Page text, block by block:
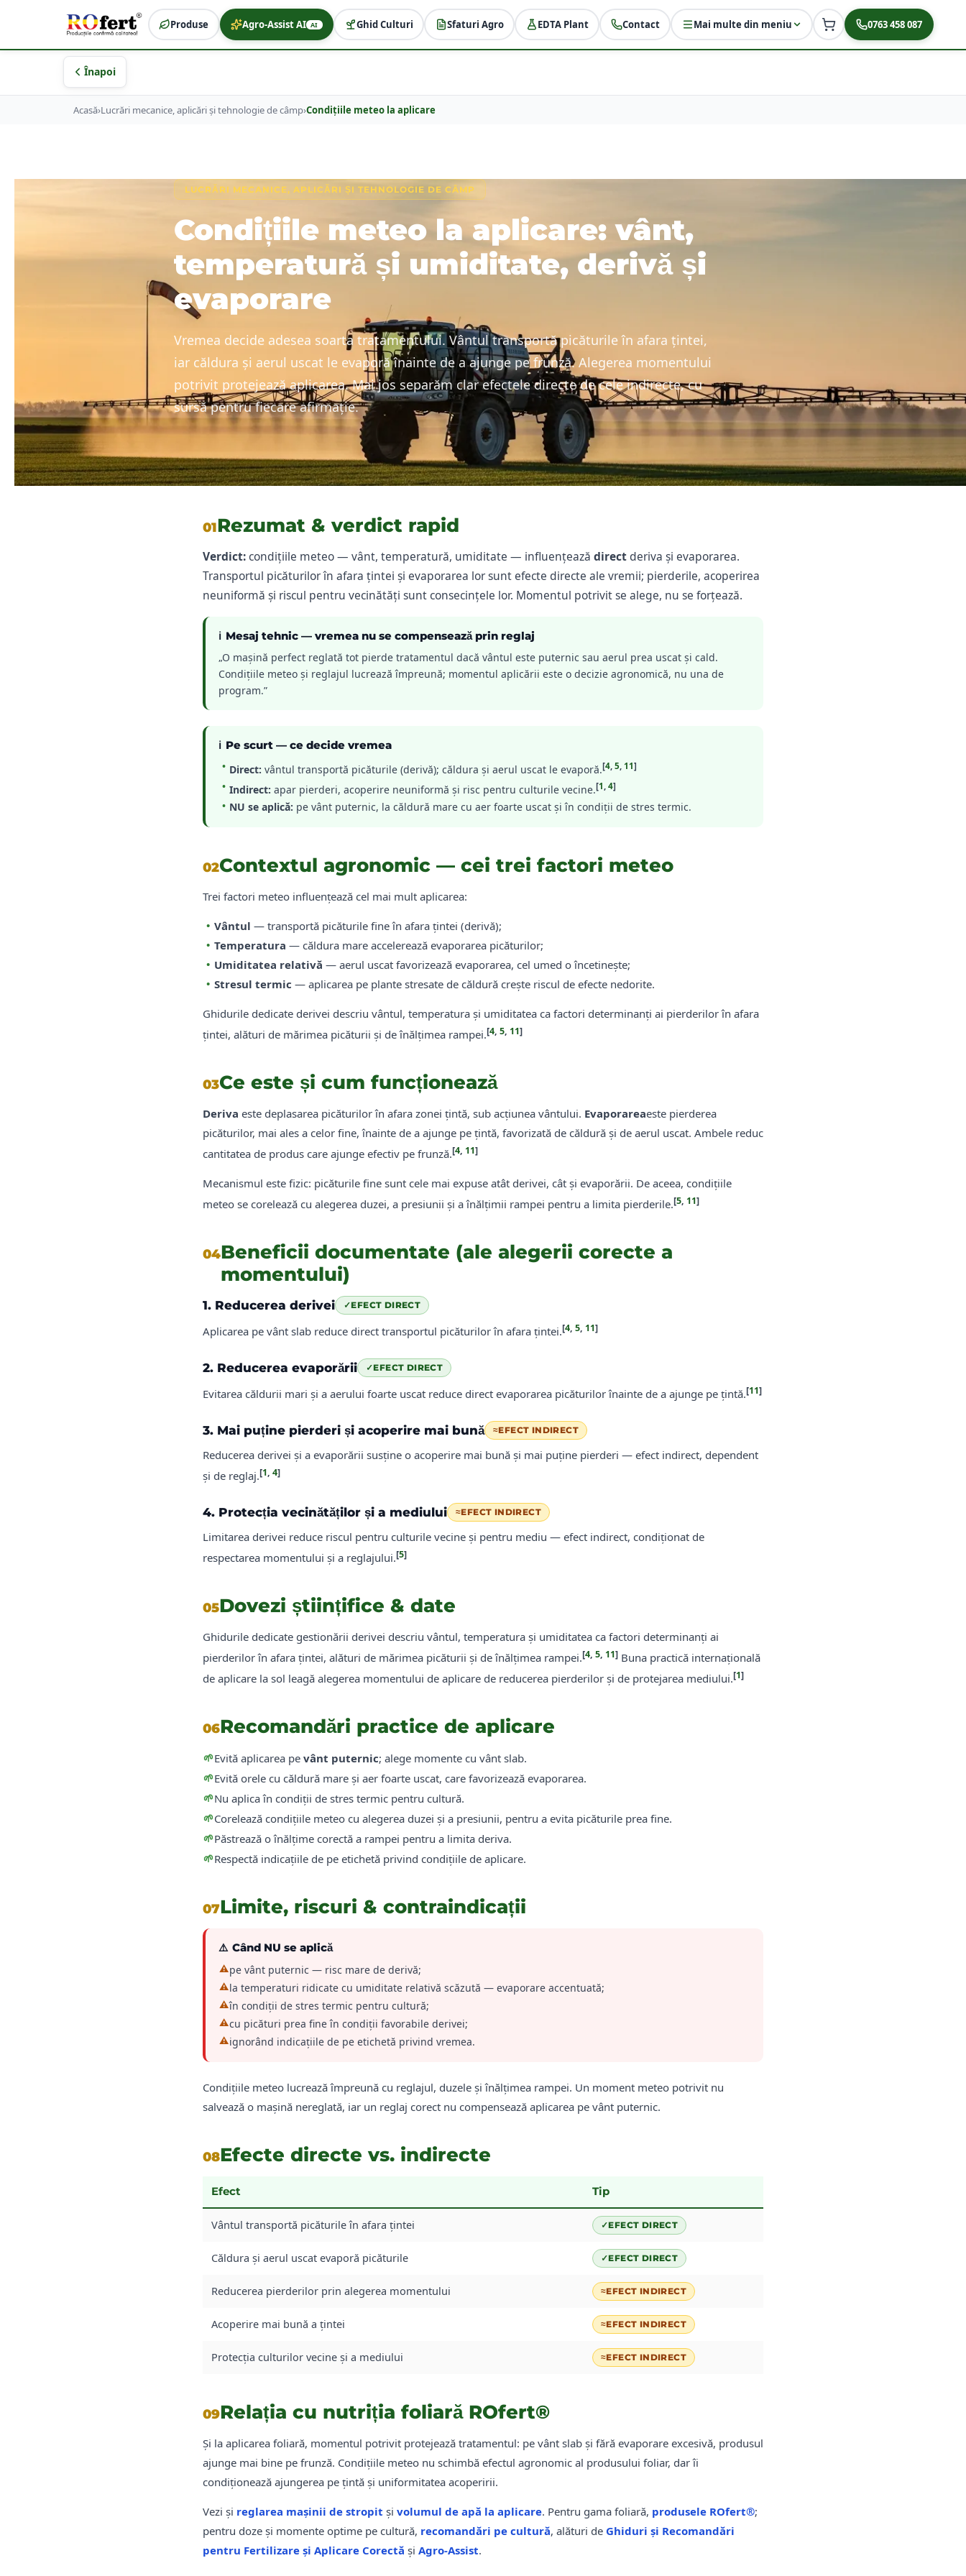
Produse Agro-Assist AI AI Ghid Culturi Sfaturi Agro EDTA Plant Contact Mai multe din meniu 0763 458 087
Înapoi
Acasă›Lucrări mecanice, aplicări și tehnologie de câmp›Condițiile meteo la aplicare
LUCRĂRI MECANICE, APLICĂRI ȘI TEHNOLOGIE DE CÂMP
Condițiile meteo la aplicare: vânt,
temperatură și umiditate, derivă și
evaporare
Vremea decide adesea soarta tratamentului. Vântul transportă picăturile în afara țintei,
iar căldura și aerul uscat le evaporă înainte de a ajunge pe frunză. Alegerea momentului
potrivit protejează aplicarea. Mai jos separăm clar efectele directe de cele indirecte, cu
sursă pentru fiecare afirmație.
01Rezumat & verdict rapid
Verdict:condițiile meteo — vânt, temperatură, umiditate — influențează directderiva și evaporarea.
Transportul picăturilor în afara țintei și evaporarea lor sunt efecte directe ale vremii; pierderile, acoperirea
neuniformă și riscul pentru vecinătăți sunt consecințele lor. Momentul potrivit se alege, nu se forțează.
ℹ️ Mesaj tehnic — vremea nu se compensează prin reglaj
„O mașină perfect reglată tot pierde tratamentul dacă vântul este puternic sau aerul prea uscat și cald.
Condițiile meteo și reglajul lucrează împreună; momentul aplicării este o decizie agronomică, nu una de
program.”
ℹ️ Pe scurt — ce decide vremea
• Direct: vântul transportă picăturile (derivă); căldura și aerul uscat le evaporă.[4, 5, 11]
• Indirect: apar pierderi, acoperire neuniformă și risc pentru culturile vecine.[1 4]
• NU se aplică: pe vânt puternic, la căldură mare cu aer foarte uscat și în condiții de stres termic.
02Contextul agronomic — cei trei factori meteo
Trei factori meteo influențează cel mai mult aplicarea:
• Vântul — transportă picăturile fine în afara țintei (derivă);
• Temperatura — căldura mare accelerează evaporarea picăturilor;
• Umiditatea relativă — aerul uscat favorizează evaporarea, cel umed o încetinește;
• Stresul termic — aplicarea pe plante stresate de căldură crește riscul de efecte nedorite.
Ghidurile dedicate derivei descriu vântul, temperatura și umiditatea ca factori determinanți ai pierderilor în afara
țintei, alături de mărimea picăturii și de înălțimea rampei.[4, 5, 11]
03Ce este și cum funcționează
Deriva este deplasarea picăturilor în afara zonei țintă, sub acțiunea vântului. Evaporareaeste pierderea
picăturilor, mai ales a celor fine, înainte de a ajunge pe țintă, favorizată de căldură și de aerul uscat. Ambele reduc
cantitatea de produs care ajunge efectiv pe frunză.[4, 11]
Mecanismul este fizic: picăturile fine sunt cele mai expuse atât derivei, cât și evaporării. De aceea, condițiile
meteo se corelează cu alegerea duzei, a presiunii și a înălțimii rampei pentru a limita pierderile.[5, 11]
04Beneficii documentate (ale alegerii corecte a
momentului)
1. Reducerea derivei ✓EFECT DIRECT
Aplicarea pe vânt slab reduce direct transportul picăturilor în afara țintei.[4, 5, 11]
2. Reducerea evaporării ✓EFECT DIRECT
Evitarea căldurii mari și a aerului foarte uscat reduce direct evaporarea picăturilor înainte de a ajunge pe țintă.[11]
3. Mai puține pierderi și acoperire mai bună ≈EFECT INDIRECT
Reducerea derivei și a evaporării susține o acoperire mai bună și mai puține pierderi — efect indirect, dependent
și de reglaj.[1, 4]
4. Protecția vecinătăților și a mediului ≈EFECT INDIRECT
Limitarea derivei reduce riscul pentru culturile vecine și pentru mediu — efect indirect, condiționat de
respectarea momentului și a reglajului.[5]
05Dovezi științifice & date
Ghidurile dedicate gestionării derivei descriu vântul, temperatura și umiditatea ca factori determinanți ai
pierderilor în afara țintei, alături de mărimea picăturii și de înălțimea rampei.[4, 5, 11] Buna practică internațională
de aplicare la sol leagă alegerea momentului de aplicare de reducerea pierderilor și de protejarea mediului.[1]
06Recomandări practice de aplicare
🌱Evită aplicarea pe vânt puternic; alege momente cu vânt slab.
🌱Evită orele cu căldură mare și aer foarte uscat, care favorizează evaporarea.
🌱Nu aplica în condiții de stres termic pentru cultură.
🌱Corelează condițiile meteo cu alegerea duzei și a presiunii, pentru a evita picăturile prea fine.
🌱Păstrează o înălțime corectă a rampei pentru a limita deriva.
🌱Respectă indicațiile de pe etichetă privind condițiile de aplicare.
07Limite, riscuri & contraindicații
⚠️ Când NU se aplică
⚠pe vânt puternic — risc mare de derivă;
⚠la temperaturi ridicate cu umiditate relativă scăzută — evaporare accentuată;
⚠în condiții de stres termic pentru cultură;
⚠cu picături prea fine în condiții favorabile derivei;
⚠ignorând indicațiile de pe etichetă privind vremea.
Condițiile meteo lucrează împreună cu reglajul, duzele și înălțimea rampei. Un moment meteo potrivit nu
salvează o mașină nereglată, iar un reglaj corect nu compensează aplicarea pe vânt puternic.
08Efecte directe vs. indirecte
Efect Tip
Vântul transportă picăturile în afara țintei ✓EFECT DIRECT
Căldura și aerul uscat evaporă picăturile ✓EFECT DIRECT
Reducerea pierderilor prin alegerea momentului ≈EFECT INDIRECT
Acoperire mai bună a țintei ≈EFECT INDIRECT
Protecția culturilor vecine și a mediului ≈EFECT INDIRECT
09Relația cu nutriția foliară ROfert®
Și la aplicarea foliară, momentul potrivit protejează tratamentul: pe vânt slab și fără evaporare excesivă, produsul
ajunge mai bine pe frunză. Condițiile meteo nu schimbă efectul agronomic al produsului foliar, dar îi
condiționează ajungerea pe țintă și uniformitatea acoperirii.
Vezi și reglarea mașinii de stropit și volumul de apă la aplicare. Pentru gama foliară, produsele ROfert®;
pentru doze și momente optime pe cultură, recomandări pe cultură, alături de Ghiduri și Recomandări
pentru Fertilizare și Aplicare Corectă și Agro-Assist.